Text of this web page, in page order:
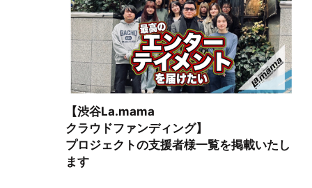
【渋谷La.mama
クラウドファンディング】
プロジェクトの支援者様一覧を掲載いたし
ます